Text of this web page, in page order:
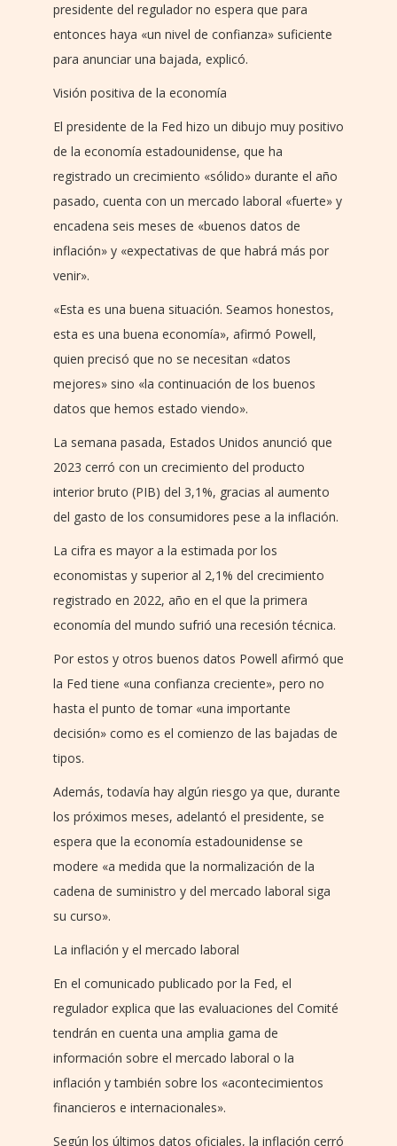
presidente del regulador no espera que para
entonces haya «un nivel de confianza» suficiente
para anunciar una bajada, explicó.
Visión positiva de la economía
El presidente de la Fed hizo un dibujo muy positivo
de la economía estadounidense, que ha
registrado un crecimiento «sólido» durante el año
pasado, cuenta con un mercado laboral «fuerte» y
encadena seis meses de «buenos datos de
inflación» y «expectativas de que habrá más por
venir».
«Esta es una buena situación. Seamos honestos,
esta es una buena economía», afirmó Powell,
quien precisó que no se necesitan «datos
mejores» sino «la continuación de los buenos
datos que hemos estado viendo».
La semana pasada, Estados Unidos anunció que
2023 cerró con un crecimiento del producto
interior bruto (PIB) del 3,1%, gracias al aumento
del gasto de los consumidores pese a la inflación.
La cifra es mayor a la estimada por los
economistas y superior al 2,1% del crecimiento
registrado en 2022, año en el que la primera
economía del mundo sufrió una recesión técnica.
Por estos y otros buenos datos Powell afirmó que
la Fed tiene «una confianza creciente», pero no
hasta el punto de tomar «una importante
decisión» como es el comienzo de las bajadas de
tipos.
Además, todavía hay algún riesgo ya que, durante
los próximos meses, adelantó el presidente, se
espera que la economía estadounidense se
modere «a medida que la normalización de la
cadena de suministro y del mercado laboral siga
su curso».
La inflación y el mercado laboral
En el comunicado publicado por la Fed, el
regulador explica que las evaluaciones del Comité
tendrán en cuenta una amplia gama de
información sobre el mercado laboral o la
inflación y también sobre los «acontecimientos
financieros e internacionales».
Según los últimos datos oficiales, la inflación cerró